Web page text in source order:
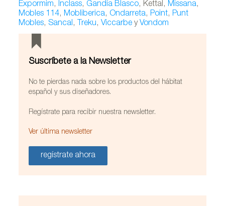
Expormim,Inclass, Gandía Blasco, Kettal,Missana,
Mobles 114,Mobliberica, Ondarreta,Point,Punt
Mobles, Sancal, Treku, Viccarbe y Vondom
Suscríbete a la Newsletter
No te pierdas nada sobre los productos del hábitat
español y sus diseñadores.
Regístrate para recibir nuestra newsletter.
Ver última newsletter
regístrate ahora